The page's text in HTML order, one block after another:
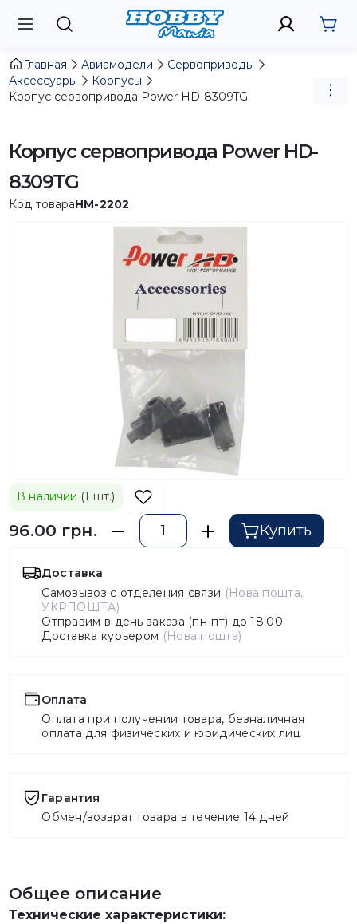
Главная Авиамодели
Сервоприводы
Аксессуары
Корпусы
Корпус сервопривода Power HD-8309TG
Корпус сервопривода Power HD-
8309TG
Код товараHM-2202
В наличии (1 шт.)
96.00 грн. Купить
Доставка
Самовывоз с отделения связи (Нова пошта,
УКРПОШТА)
Отправим в день заказа (пн-пт) до 18:00
Доставка куръером (Нова пошта)
Оплата
Оплата при получении товара, безналичная
оплата для физических и юридических лиц
Гарантия
Обмен/возврат товара в течение 14 дней
Общее описание
Технические характеристики: